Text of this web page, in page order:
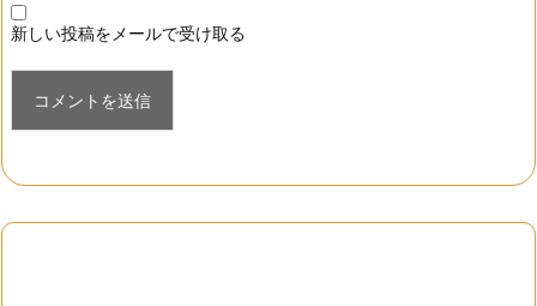
新しい投稿をメールで受け取る